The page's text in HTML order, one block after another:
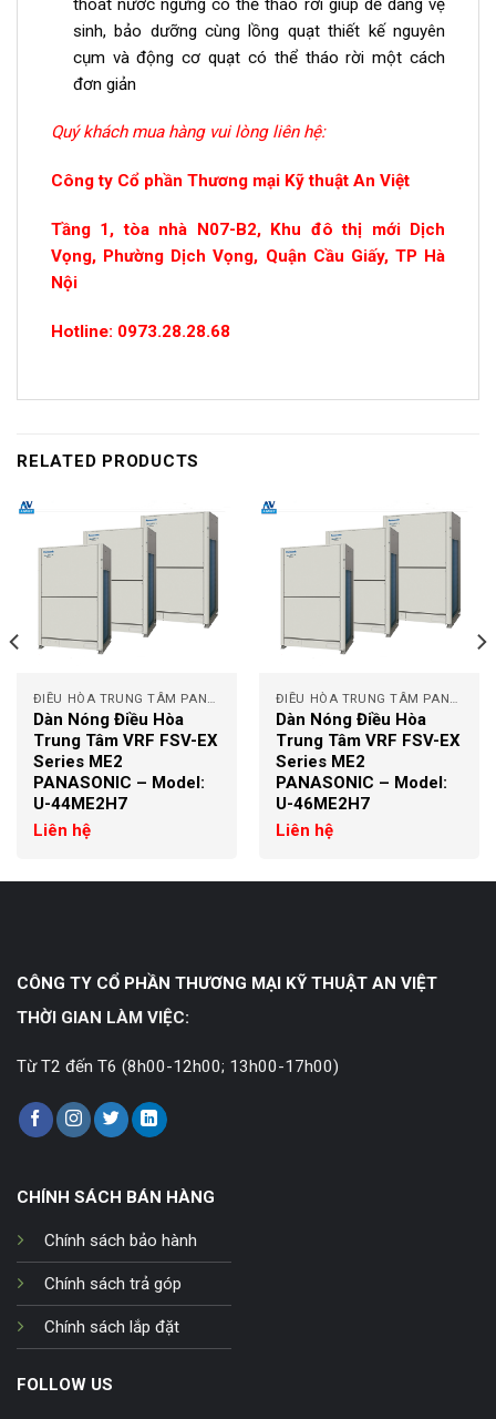
sinh, bảo dưỡng cùng lồng quạt thiết kế nguyên
cụm và động cơ quạt có thể tháo rời một cách
đơn giản
Quý khách mua hàng vui lòng liên hệ:
Công ty Cổ phần Thương mại Kỹ thuật An Việt
Tầng 1, tòa nhà N07-B2, Khu đô thị mới Dịch
Vọng, Phường Dịch Vọng, Quận Cầu Giấy, TP Hà
Nội
Hotline: 0973.28.28.68
RELATED PRODUCTS
Dàn Nóng Điều Hòa
Trung Tâm VRF FSV-EX
Series ME2
PANASONIC – Model:
U-44ME2H7
Liên hệ
Dàn Nóng Điều Hòa
Trung Tâm VRF FSV-EX
Series ME2
PANASONIC – Model:
U-46ME2H7
Liên hệ
CÔNG TY CỔ PHẦN THƯƠNG MẠI KỸ THUẬT AN VIỆT
THỜI GIAN LÀM VIỆC:
Từ T2 đến T6 (8h00-12h00; 13h00-17h00)
CHÍNH SÁCH BÁN HÀNG
Chính sách bảo hành
Chính sách trả góp
Chính sách lắp đặt
FOLLOW US